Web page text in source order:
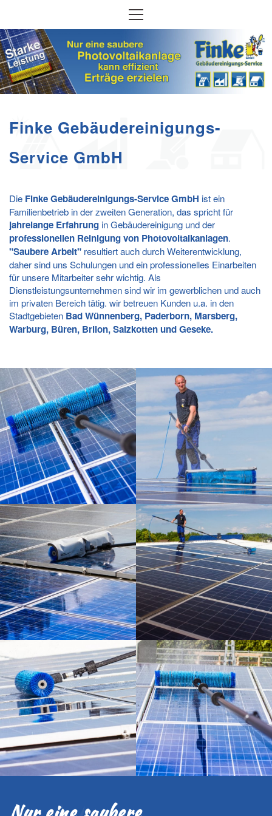
Finke Gebäudereinigungs-
Service GmbH
Die Finke Gebäudereinigungs-Service GmbH ist ein
Familienbetrieb in der zweiten Generation, das spricht für
jahrelange Erfahrung in Gebäudereinigung und der
professionellen Reinigung von Photovoltaikanlagen.
"Saubere Arbeit" resultiert auch durch Weiterentwicklung,
daher sind uns Schulungen und ein professionelles Einarbeiten
für unsere Mitarbeiter sehr wichtig. Als
Dienstleistungsunternehmen sind wir im gewerblichen und auch
im privaten Bereich tätig. wir betreuen Kunden u.a. in den
Stadtgebieten Bad Wünnenberg, Paderborn, Marsberg,
Warburg, Büren, Brilon, Salzkotten und Geseke.